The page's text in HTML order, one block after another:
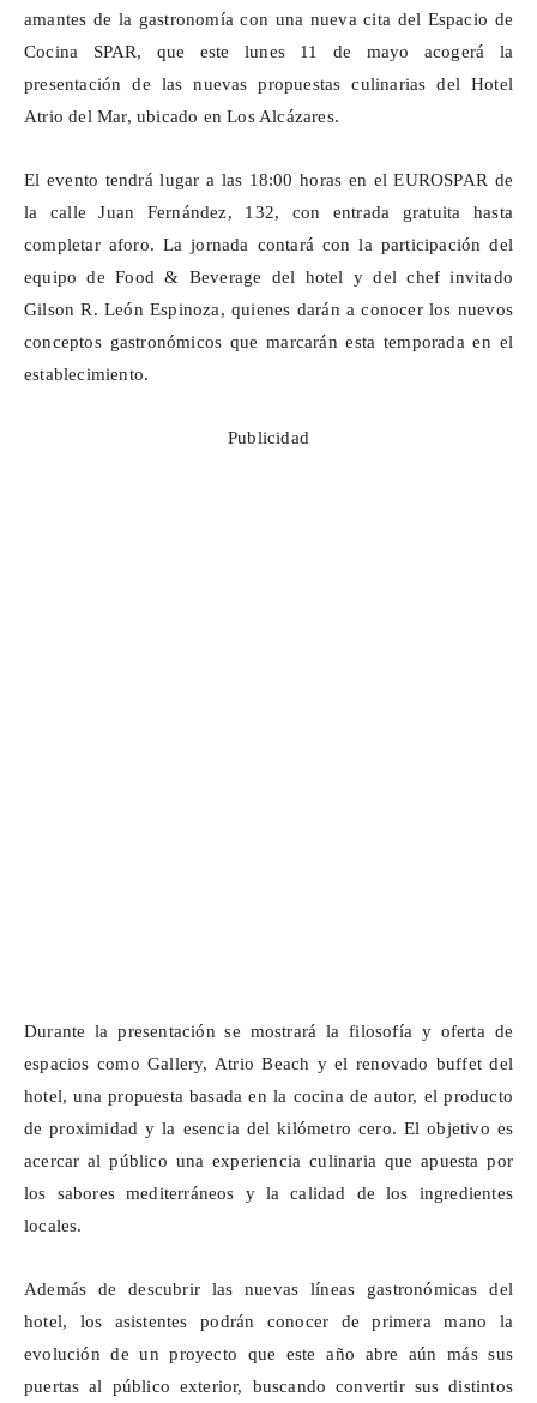
amantes de la gastronomía con una nueva cita del Espacio de
Cocina SPAR, que este lunes 11 de mayo acogerá la
presentación de las nuevas propuestas culinarias del Hotel
Atrio del Mar, ubicado en Los Alcázares.
El evento tendrá lugar a las 18:00 horas en el EUROSPAR de
la calle Juan Fernández, 132, con entrada gratuita hasta
completar aforo. La jornada contará con la participación del
equipo deFood & Beverage del hotel y del chef invitado
Gilson R. León Espinoza, quienes darán a conocer los nuevos
conceptos gastronómicos que marcarán esta temporada en el
establecimiento.
Publicidad
Durante la presentación se mostrará la filosofía y oferta de
espacios como Gallery, Atrio Beach y el renovado buffet del
hotel, una propuesta basada en la cocina de autor, el producto
de proximidad y la esencia del kilómetro cero. El objetivo es
acercar al público una experiencia culinaria que apuesta por
los sabores mediterráneos y la calidad de los ingredientes
locales.
Además de descubrir las nuevas líneas gastronómicas del
hotel, los asistentes podrán conocer de primera mano la
evolución de un proyecto que este año abre aún más sus
puertas al público exterior, buscando convertir sus distintos